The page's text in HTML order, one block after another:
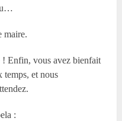
maire.
! Enfin, vous avez bienfait
temps, et nous
: